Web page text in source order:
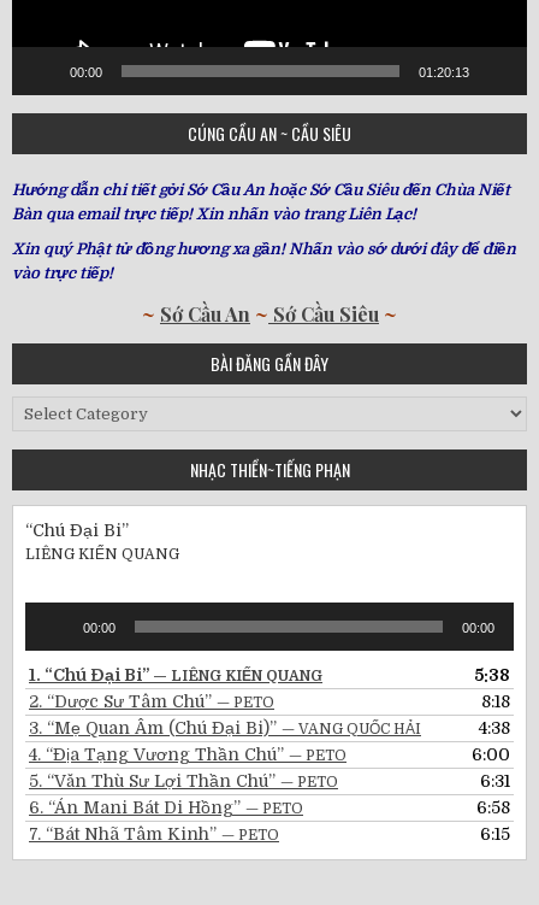
00:00 01:20:13
CÚNG CẦU AN ~ CẦU SIÊU
Hướng dẫn chi tiết gởi Sớ Cầu An hoặc Sớ Cầu Siêu đến Chùa Niết
Bàn qua email trực tiếp! Xin nhấn vào trang Liên Lạc!
Xin quý Phật tử đồng hương xa gần! Nhấn vào sớ dưới đây để điền
vào trực tiếp!
~ Sớ Cầu An ~ Sớ Cầu Siêu ~
BÀI ĐĂNG GẦN ĐÂY
Bài
Gần
NHẠC THIỀN~TIẾNG PHẠN
“Chú Đại Bi”
LIÊNG KIẾN QUANG
00:00 00:00
1. “Chú Đại Bi” — LIÊNG KIẾN QUANG
5:38
2. “Dược Sư Tâm Chú” — PETO
8:18
3. “Mẹ Quan Âm (Chú Đại Bi)” — VANG QUỐC HẢI
4:38
4. “Địa Tạng Vương Thần Chú” — PETO
6:00
5. “Văn Thù Sư Lợi Thần Chú” — PETO
6:31
6. “Án Mani Bát Di Hồng” — PETO
6:58
7. “Bát Nhã Tâm Kinh” — PETO 6:15